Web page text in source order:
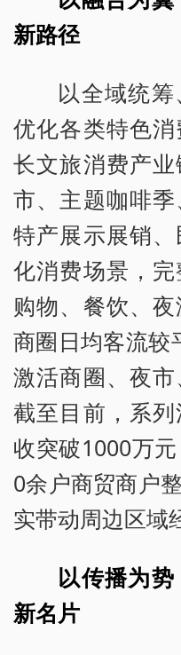
新路径
以全域统筹
优化各类特色
长文旅消费产
市、主题咖啡
特产展示展销
化消费场景，完
购物、餐饮、
商圈日均客流较
激活商圈、夜市
截至目前，系
收突破1000万
0余户商贸商户
实带动周边区域
以传播为
新名片